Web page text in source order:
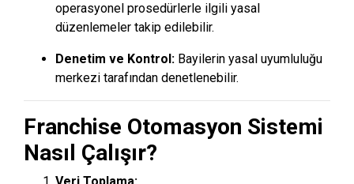
operasyonel prosedürlerle ilgili yasal
düzenlemeler takip edilebilir.
Denetim ve Kontrol: Bayilerin yasal uyumluluğu
merkezi tarafından denetlenebilir.
Franchise Otomasyon Sistemi
Nasıl Çalışır?